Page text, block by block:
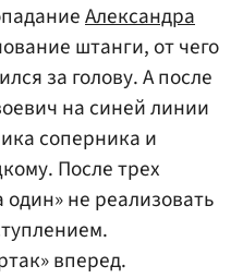
Александра
штанги, от чего
за голову. А после
на синей линии
соперника и
После трех
не реализовать
вперед.